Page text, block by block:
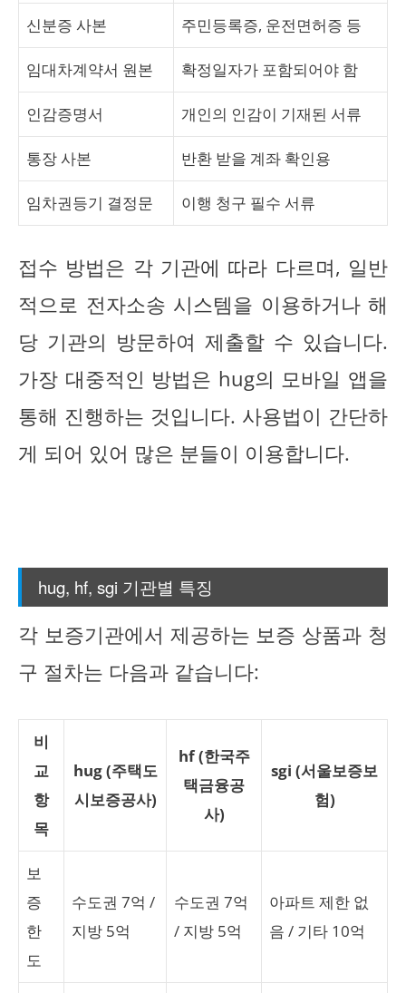
신분증 사본 주민등록증, 운전면허증 등
임대차계약서 원본 확정일자가 포함되어야 함
인감증명서 개인의 인감이 기재된 서류
통장 사본 반환 받을 계좌 확인용
임차권등기 결정문 이행 청구 필수 서류
접수 방법은 각 기관에 따라 다르며, 일반
적으로 전자소송 시스템을 이용하거나 해
당 기관의 방문하여 제출할 수 있습니다.
가장 대중적인 방법은 hug의 모바일 앱을
통해 진행하는 것입니다. 사용법이 간단하
게 되어 있어 많은 분들이 이용합니다.
hug, hf, sgi 기관별 특징
각 보증기관에서 제공하는 보증 상품과 청
구 절차는 다음과 같습니다:
비
교
항
목
hug (주택도
시보증공사)
hf (한국주
택금융공
사)
sgi (서울보증보
험)
보
증
한
도
수도권 7억 /
지방 5억
수도권 7억
/ 지방 5억
아파트 제한 없
음 / 기타 10억